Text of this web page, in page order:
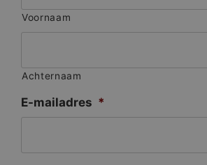
Voornaam
Achternaam
E-mailadres *